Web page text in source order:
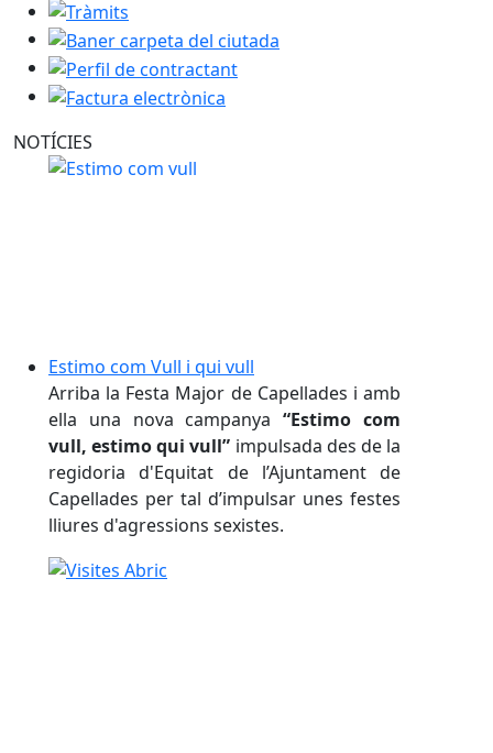
Tràmits
Baner carpeta del ciutada
Perfil de contractant
Factura electrònica
NOTÍCIES
Estimo com Vull i qui vull
Arriba la Festa Major de Capellades i amb
ella una nova campanya“Estimo com
vull, estimo qui vull” impulsada des de la
regidoria d'Equitat de l’Ajuntament de
Capellades per tal d’impulsar unes festes
lliures d'agressions sexistes.